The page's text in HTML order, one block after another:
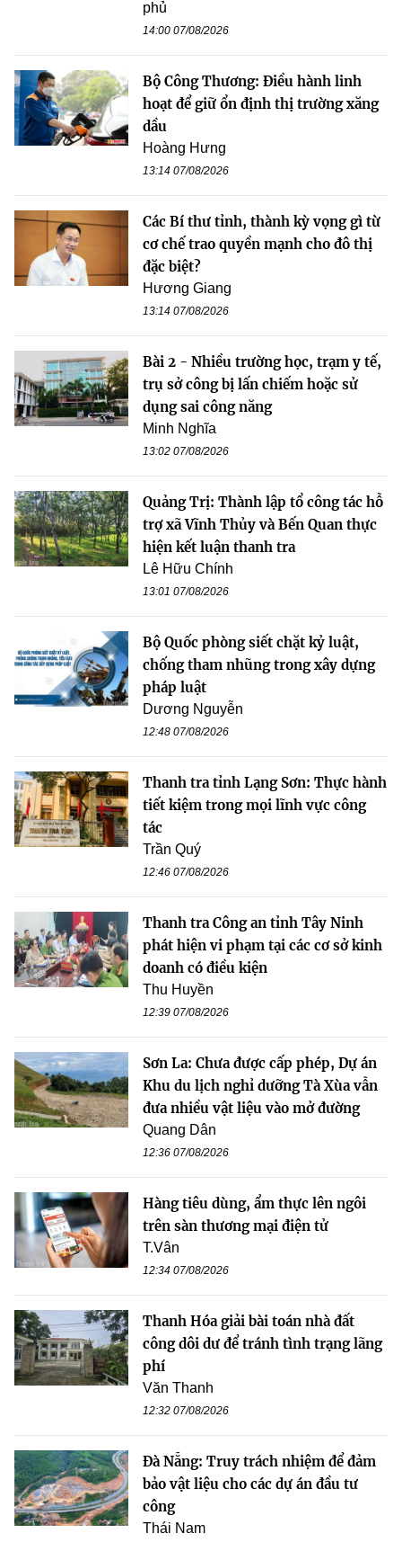
phủ
14:00 07/08/2026
Bộ Công Thương: Điều hành linh
hoạt để giữ ổn định thị trường xăng
dầu
Hoàng Hưng
13:14 07/08/2026
Các Bí thư tỉnh, thành kỳ vọng gì từ
cơ chế trao quyền mạnh cho đô thị
đặc biệt?
Hương Giang
13:14 07/08/2026
Bài 2 - Nhiều trường học, trạm y tế,
trụ sở công bị lấn chiếm hoặc sử
dụng sai công năng
Minh Nghĩa
13:02 07/08/2026
Quảng Trị: Thành lập tổ công tác hỗ
trợ xã Vĩnh Thủy và Bến Quan thực
hiện kết luận thanh tra
Lê Hữu Chính
13:01 07/08/2026
Bộ Quốc phòng siết chặt kỷ luật,
chống tham nhũng trong xây dựng
pháp luật
Dương Nguyễn
12:48 07/08/2026
Thanh tra tỉnh Lạng Sơn: Thực hành
tiết kiệm trong mọi lĩnh vực công
tác
Trần Quý
12:46 07/08/2026
Thanh tra Công an tỉnh Tây Ninh
phát hiện vi phạm tại các cơ sở kinh
doanh có điều kiện
Thu Huyền
12:39 07/08/2026
Sơn La: Chưa được cấp phép, Dự án
Khu du lịch nghỉ dưỡng Tà Xùa vẫn
đưa nhiều vật liệu vào mở đường
Quang Dân
12:36 07/08/2026
Hàng tiêu dùng, ẩm thực lên ngôi
trên sàn thương mại điện tử
T.Vân
12:34 07/08/2026
Thanh Hóa giải bài toán nhà đất
công dôi dư để tránh tình trạng lãng
phí
Văn Thanh
12:32 07/08/2026
Đà Nẵng: Truy trách nhiệm để đảm
bảo vật liệu cho các dự án đầu tư
công
Thái Nam